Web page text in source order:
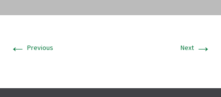
← Previous Next →